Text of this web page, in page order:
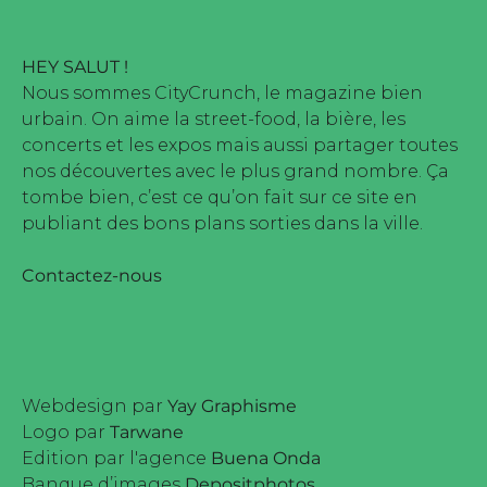
HEY SALUT !
Nous sommes CityCrunch, le magazine bien
urbain. On aime la street-food, la bière, les
concerts et les expos mais aussi partager toutes
nos découvertes avec le plus grand nombre. Ça
tombe bien, c’est ce qu’on fait sur ce site en
publiant des bons plans sorties dans la ville.
Contactez-nous
Webdesign par Yay Graphisme
Logo par Tarwane
Edition par l'agence Buena Onda